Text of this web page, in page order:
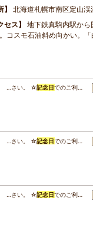
北海道札幌市南区定山
セス
地下鉄真駒内駅か
コスモ石油斜め向かい。
…さい。 ☆記念日でのご利…
…さい。 ☆記念日でのご利…
…さい。 ☆記念日でのご利…